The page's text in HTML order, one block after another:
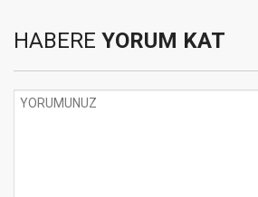
HABERE YORUM KAT